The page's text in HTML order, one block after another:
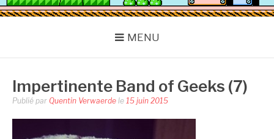
MENU
Impertinente Band of Geeks (7)
Publié par Quentin Verwaerde le 15 juin 2015